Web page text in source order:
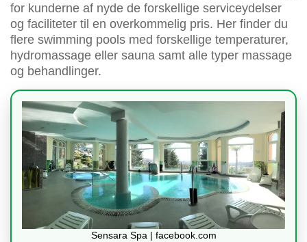
for kunderne af nyde de forskellige serviceydelser
og faciliteter til en overkommelig pris. Her finder du
flere swimming pools med forskellige temperaturer,
hydromassage eller sauna samt alle typer massage
og behandlinger.
Sensara Spa | facebook.com